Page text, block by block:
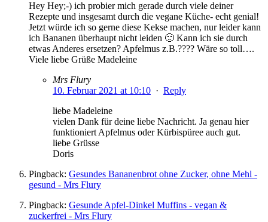
Hey Hey;-) ich probier mich gerade durch viele deiner
Rezepte und insgesamt durch die vegane Küche- echt genial!
Jetzt würde ich so gerne diese Kekse machen, nur leider kann
ich Bananen überhaupt nicht leiden 🙁 Kann ich sie durch
etwas Anderes ersetzen? Apfelmus z.B.???? Wäre so toll….
Viele liebe Grüße Madeleine
Mrs Flury
10. Februar 2021 at 10:10 · Reply
liebe Madeleine
vielen Dank für deine liebe Nachricht. Ja genau hier
funktioniert Apfelmus oder Kürbispüree auch gut.
liebe Grüsse
Doris
Pingback: Gesundes Bananenbrot ohne Zucker, ohne Mehl -
gesund - Mrs Flury
Pingback: Gesunde Apfel-Dinkel Muffins - vegan &
zuckerfrei - Mrs Flury